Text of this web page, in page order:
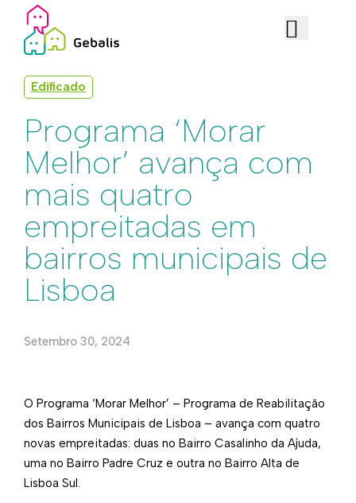
Edificado
Programa ‘Morar
Melhor’ avança com
mais quatro
empreitadas em
bairros municipais de
Lisboa
Setembro 30, 2024
O Programa ‘Morar Melhor’ – Programa de Reabilitação
dos Bairros Municipais de Lisboa – avança com quatro
novas empreitadas: duas no Bairro Casalinho da Ajuda,
uma no Bairro Padre Cruz e outra no Bairro Alta de
Lisboa Sul.